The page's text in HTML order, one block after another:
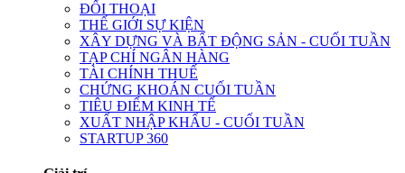
ĐỐI THOẠI
THẾ GIỚI SỰ KIỆN
XÂY DỰNG VÀ BẤT ĐỘNG SẢN - CUỐI TUẦN
TẠP CHÍ NGÂN HÀNG
TÀI CHÍNH THUẾ
CHỨNG KHOÁN CUỐI TUẦN
TIÊU ĐIỂM KINH TẾ
XUẤT NHẬP KHẨU - CUỐI TUẦN
STARTUP 360